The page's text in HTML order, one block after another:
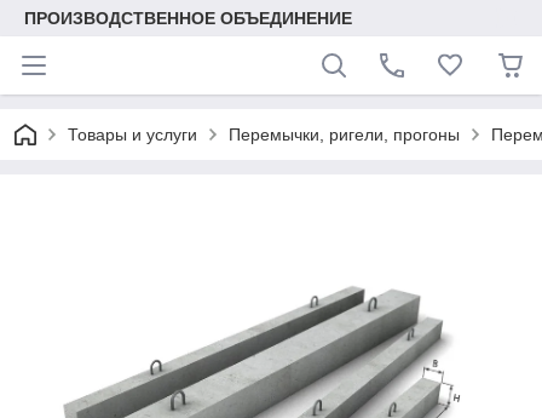
ПРОИЗВОДСТВЕННОЕ ОБЪЕДИНЕНИЕ
Товары и услуги Перемычки, ригели, прогоны